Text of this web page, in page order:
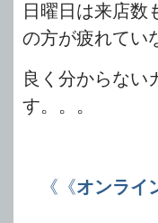
日曜日は来店数
の方が疲れてい
良く分からない
す。。。
《《オンライ